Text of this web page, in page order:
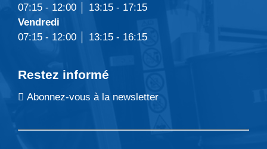
07:15 - 12:00 │ 13:15 - 17:15
Vendredi
07:15 - 12:00 │ 13:15 - 16:15
Restez informé
Abonnez-vous à la newsletter